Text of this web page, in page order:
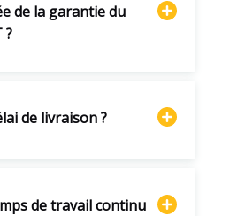
de la garantie du
?
de livraison ?
de travail continu